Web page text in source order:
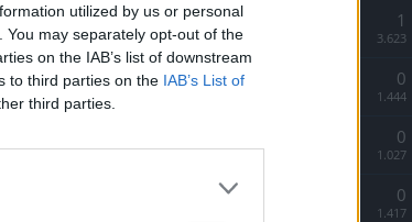
utilized by us or personal
may separately opt-out of the
on the IAB’s list of downstream
to third parties on the IAB’s List of
third parties.
1
3.623
0
1.444
0
1.027
0
1.417